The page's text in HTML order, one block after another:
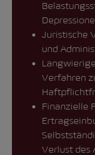
Juristische
und
Verfahren
Finanzielle
Verlust des